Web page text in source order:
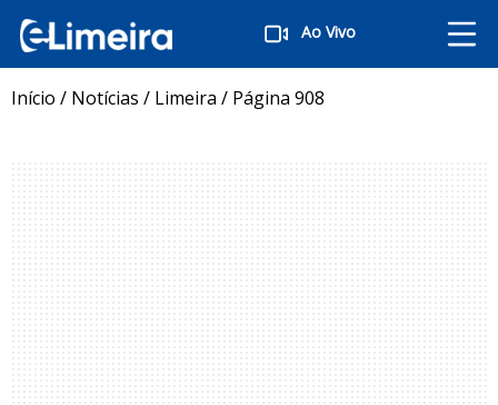
Ao Vivo
Início / Notícias / Limeira / Página 908